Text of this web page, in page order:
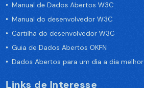
Manual de Dados Abertos W3C
Manual do desenvolvedor W3C
Cartilha do desenvolvedor W3C
Guia de Dados Abertos OKFN
Dados Abertos para um dia a dia melhor
Links de Interesse